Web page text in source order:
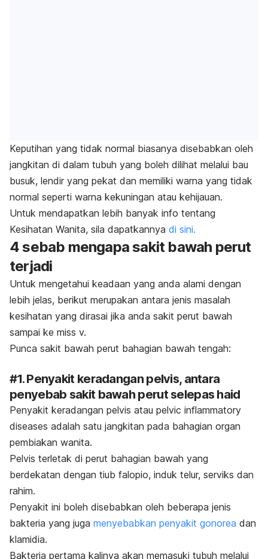
Keputihan yang tidak normal biasanya disebabkan oleh
jangkitan di dalam tubuh yang boleh dilihat melalui bau
busuk, lendir yang pekat dan memiliki warna yang tidak
normal seperti warna kekuningan atau kehijauan.
Untuk mendapatkan lebih banyak info tentang
Kesihatan Wanita, sila dapatkannya di sini.
4 sebab mengapa sakit bawah perut
terjadi
Untuk mengetahui keadaan yang anda alami dengan
lebih jelas, berikut merupakan antara jenis masalah
kesihatan yang dirasai jika anda sakit perut bawah
sampai ke miss v.
Punca sakit bawah perut bahagian bawah tengah:
#1. Penyakit keradangan pelvis, antara
penyebab sakit bawah perut selepas haid
Penyakit keradangan pelvis atau pelvic inflammatory
diseases adalah satu jangkitan pada bahagian organ
pembiakan wanita.
Pelvis terletak di perut bahagian bawah yang
berdekatan dengan tiub falopio, induk telur, serviks dan
rahim.
Penyakit ini boleh disebabkan oleh beberapa jenis
bakteria yang juga menyebabkan penyakit gonorea dan
klamidia.
Bakteria pertama kalinya akan memasuki tubuh melalui